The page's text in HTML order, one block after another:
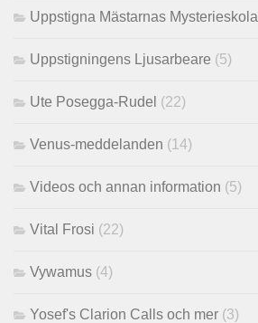
Uppstigna Mästarnas Mysterieskola
Uppstigningens Ljusarbeare (5)
Ute Posegga-Rudel (22)
Venus-meddelanden (14)
Videos och annan information (5)
Vital Frosi (22)
Vywamus (4)
Yosef's Clarion Calls och mer (3)